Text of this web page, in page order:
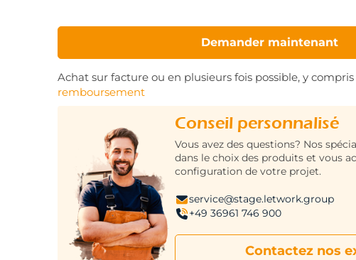
Demander maintenant
Achat sur facture ou en plusieurs fois possible, y compris
remboursement
Conseil personnalisé
Vous avez des questions? Nos
dans le choix des produits et vous
configuration de votre projet.
service@stage.letwork.group
+49 36961 746 900
Contactez nos